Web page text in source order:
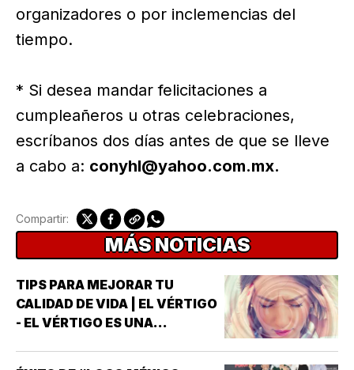
organizadores o por inclemencias del
tiempo.
* Si desea mandar felicitaciones a
cumpleañeros u otras celebraciones,
escríbanos dos días antes de que se lleve
a cabo a: conyhl@yahoo.com.mx.
Compartir:
MÁS NOTICIAS
TIPS PARA MEJORAR TU
CALIDAD DE VIDA | EL VÉRTIGO
- EL VÉRTIGO ES UNA